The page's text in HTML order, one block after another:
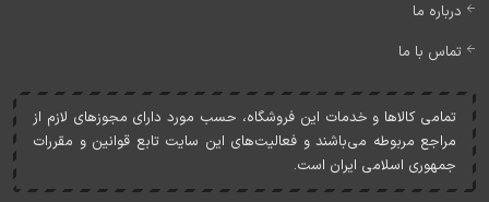
درباره ما
تماس با ما
تمامی کالاها و خدمات اين فروشگاه، حسب مورد دارای مجوزهای لازم از
مراجع مربوطه می‌باشند و فعاليت‌های اين سايت تابع قوانين و مقررات
جمهوری اسلامی ايران است.